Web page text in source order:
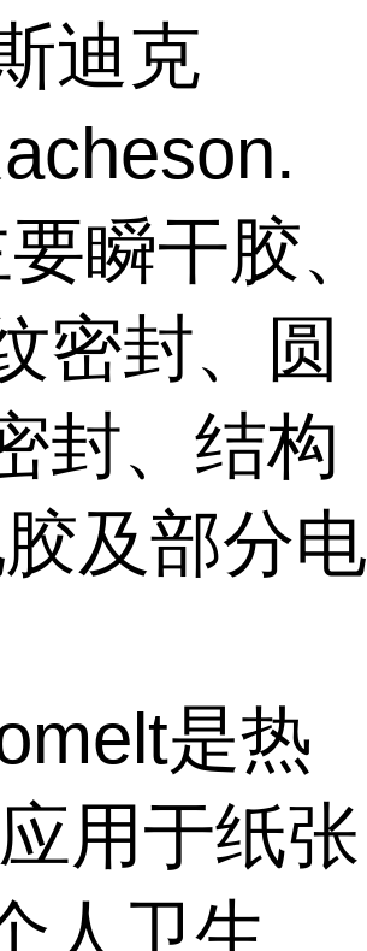
迪克
瞬干胶、
密封、圆
封、结构
及部分电
是热
用于纸张
人卫生、